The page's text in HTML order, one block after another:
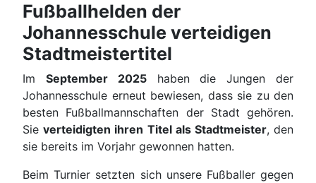
Fußballhelden der
Johannesschule verteidigen
Stadtmeistertitel
Im September 2025haben die Jungen der
Johannesschule erneut bewiesen, dass sie zu den
besten Fußballmannschaften der Stadt gehören.
Sieverteidigten ihren Titel als Stadtmeister, den
sie bereits im Vorjahr gewonnen hatten.
Beim Turnier setzten sich unsere Fußballer gegen